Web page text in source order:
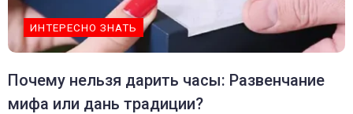
ИНТЕРЕСНО ЗНАТЬ
Почему нельзя дарить часы: Развенчание
мифа или дань традиции?